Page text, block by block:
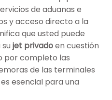
de aduanas e
y acceso directo a la
que usted puede
jet privadoen cuestión
por completo las
de las terminales
esencial para una